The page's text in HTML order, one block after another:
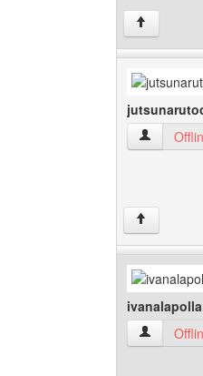
↑
↑
ivanalapolla